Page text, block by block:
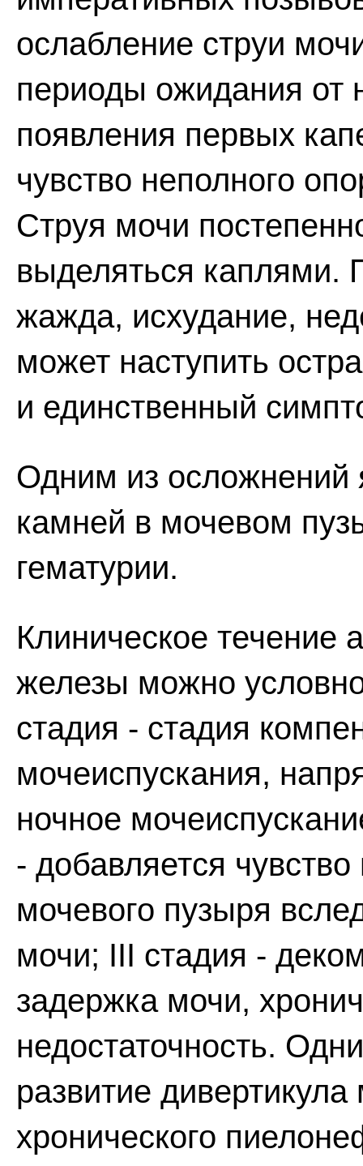
ослабление струи
периоды ожидания от
появления первых
чувство неполного
Струя мочи
выделяться каплями.
жажда, исхудание,
может наступить
и единственный
Одним из осложнений
камней в мочевом
гематурии.
Клиническое течение
железы можно
стадия - стадия
мочеиспускания,
ночное
- добавляется
мочевого пузыря
мочи; III стадия -
задержка мочи,
недостаточность.
развитие
хронического